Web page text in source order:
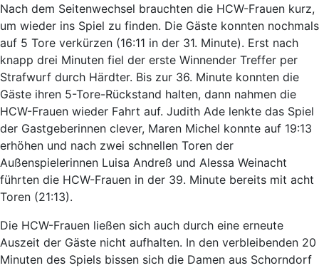
Nach dem Seitenwechsel brauchten die HCW-Frauen kurz,
um wieder ins Spiel zu finden. Die Gäste konnten nochmals
auf 5 Tore verkürzen (16:11 in der 31. Minute). Erst nach
knapp drei Minuten fiel der erste Winnender Treffer per
Strafwurf durch Härdter. Bis zur 36. Minute konnten die
Gäste ihren 5-Tore-Rückstand halten, dann nahmen die
HCW-Frauen wieder Fahrt auf. Judith Ade lenkte das Spiel
der Gastgeberinnen clever, Maren Michel konnte auf 19:13
erhöhen und nach zwei schnellen Toren der
Außenspielerinnen Luisa Andreß und Alessa Weinacht
führten die HCW-Frauen in der 39. Minute bereits mit acht
Toren (21:13).
Die HCW-Frauen ließen sich auch durch eine erneute
Auszeit der Gäste nicht aufhalten. In den verbleibenden 20
Minuten des Spiels bissen sich die Damen aus Schorndorf